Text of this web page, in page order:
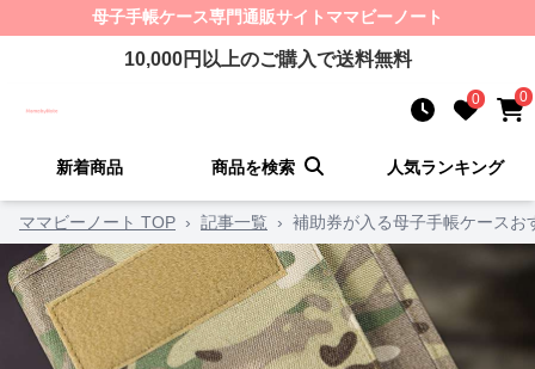
母子手帳ケース専門通販サイト ママビーノート
10,000円以上のご購入で送料無料
0 0
新着商品 商品を検索 人気ランキング
ママビーノート TOP › 記事一覧 › 補助券が入る母子手帳ケースお